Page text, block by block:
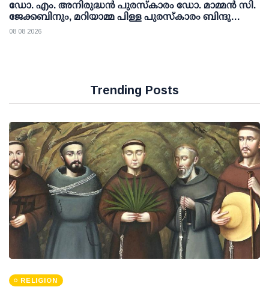
ഡോ. എം. അനിരുദ്ധന്‍ പുരസ്‌കാരം ഡോ. മാമ്മന്‍ സി.
ജേക്കബിനും, മറിയാമ്മ പിള്ള പുരസ്‌കാരം ബിന്ദു
കാനയ്ക്കും
08 08 2026
Trending Posts
RELIGION